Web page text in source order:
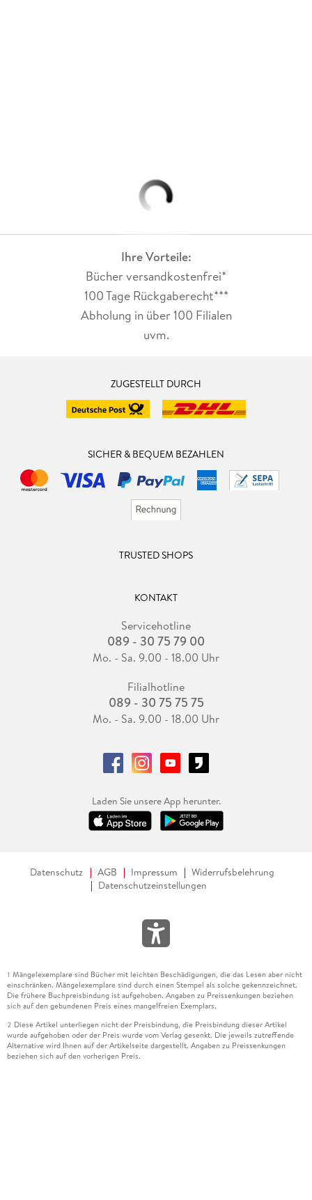
Ihre Vorteile:
Bücher versandkostenfrei*
100 Tage Rückgaberecht***
Abholung in über 100 Filialen
uvm.
ZUGESTELLT DURCH
SICHER & BEQUEM BEZAHLEN
TRUSTED SHOPS
KONTAKT
Servicehotline
089 - 30 75 79 00
Mo. - Sa. 9.00 - 18.00 Uhr
Filialhotline
089 - 30 75 75 75
Mo. - Sa. 9.00 - 18.00 Uhr
Laden Sie unsere App herunter.
Datenschutz AGB Impressum
Widerrufsbelehrung
Datenschutzeinstellungen
1 Mängelexemplare sind Bücher mit leichten Beschädigungen, die das Lesen aber nicht
einschränken. Mängelexemplare sind durch einen Stempel als solche gekennzeichnet.
Die frühere Buchpreisbindung ist aufgehoben. Angaben zu Preissenkungen beziehen
sich auf den gebundenen Preis eines mangelfreien Exemplars.
2 Diese Artikel unterliegen nicht der Preisbindung, die Preisbindung dieser Artikel
wurde aufgehoben oder der Preis wurde vom Verlag gesenkt. Die jeweils zutreffende
Alternative wird Ihnen auf der Artikelseite dargestellt. Angaben zu Preissenkungen
beziehen sich auf den vorherigen Preis.